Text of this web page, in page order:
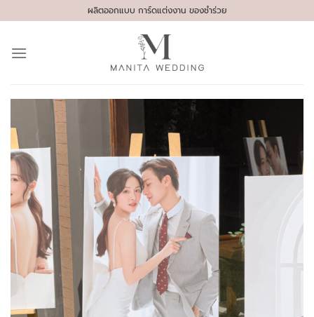
to
ผลิตออกแบบ การ์ดแต่งงาน ของชำร่วย